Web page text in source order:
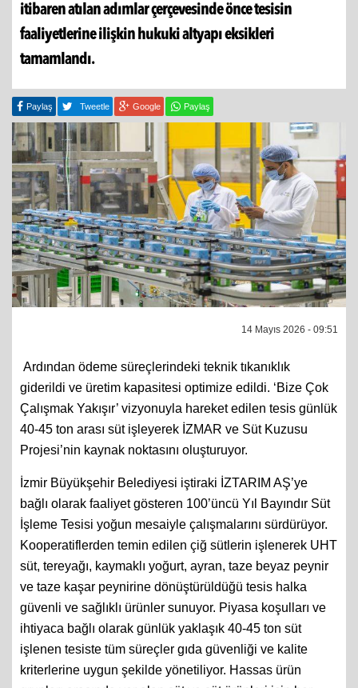
itibaren atılan adımlar çerçevesinde önce tesisin
faaliyetlerine ilişkin hukuki altyapı eksikleri
tamamlandı.
Paylaş Tweetle Google Paylaş
14 Mayıs 2026 - 09:51
Ardından ödeme süreçlerindeki teknik tıkanıklık
giderildi ve üretim kapasitesi optimize edildi. ‘Bize Çok
Çalışmak Yakışır’ vizyonuyla hareket edilen tesis günlük
40-45 ton arası süt işleyerek İZMAR ve Süt Kuzusu
Projesi’nin kaynak noktasını oluşturuyor.
İzmir Büyükşehir Belediyesi iştiraki İZTARIM AŞ’ye
bağlı olarak faaliyet gösteren 100’üncü Yıl Bayındır Süt
İşleme Tesisi yoğun mesaiyle çalışmalarını sürdürüyor.
Kooperatiflerden temin edilen çiğ sütlerin işlenerek UHT
süt, tereyağı, kaymaklı yoğurt, ayran, taze beyaz peynir
ve taze kaşar peynirine dönüştürüldüğü tesis halka
güvenli ve sağlıklı ürünler sunuyor. Piyasa koşulları ve
ihtiyaca bağlı olarak günlük yaklaşık 40-45 ton süt
işlenen tesiste tüm süreçler gıda güvenliği ve kalite
kriterlerine uygun şekilde yönetiliyor. Hassas ürün